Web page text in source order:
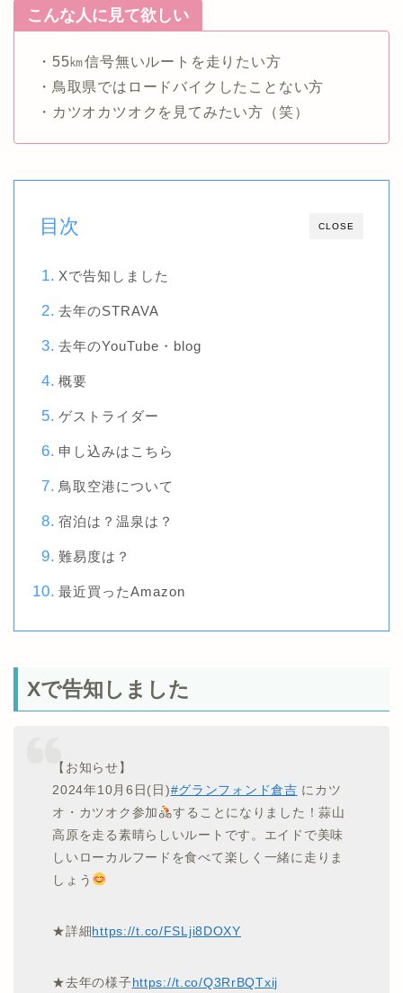
こんな人に見て欲しい
・55㎞信号無いルートを走りたい方
・鳥取県ではロードバイクしたことない方
・カツオカツオクを見てみたい方（笑）
CLOSE
目次
Xで告知しました
去年のSTRAVA
去年のYouTube・blog
概要
ゲストライダー
申し込みはこちら
鳥取空港について
宿泊は？温泉は？
難易度は？
最近買ったAmazon
Xで告知しました
【お知らせ】
2024年10月6日(日)#グランフォンド倉吉 にカツ
オ・カツオク参加
することになりました！蒜山
高原を走る素晴らしいルートです。エイドで美味
しいローカルフードを食べて楽しく一緒に走りま
しょう
★詳細https://t.co/FSLji8DOXY
★去年の様子https://t.co/Q3RrBQTxij